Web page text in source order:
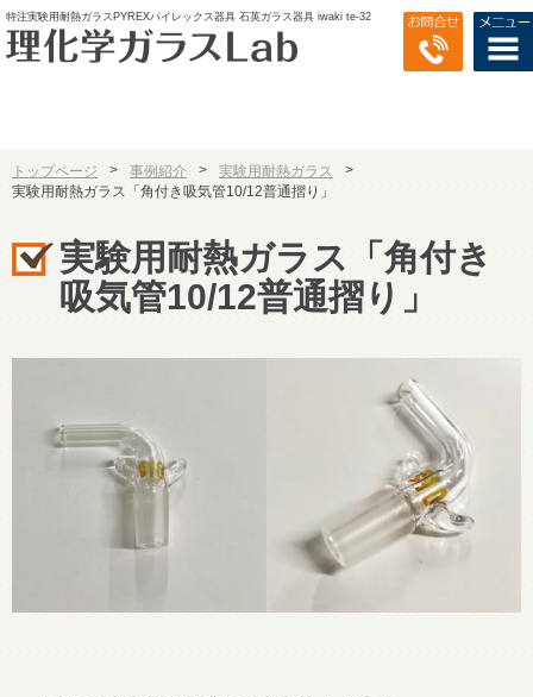
特注実験用耐熱ガラスPYREXパイレックス器具 石英ガラス器具 iwaki te-32
トップページ > 事例紹介 > 実験用耐熱ガラス
>
実験用耐熱ガラス「角付き吸気管10/12普通摺り」
実験用耐熱ガラス「角付き
吸気管10/12普通摺り」